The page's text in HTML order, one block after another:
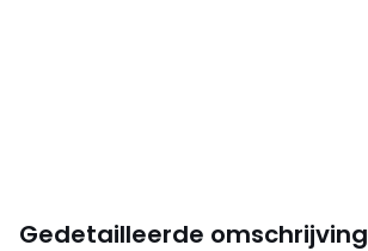
Gedetailleerde omschrijving